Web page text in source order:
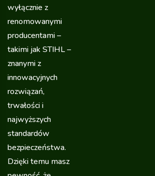
wyłącznie z
renomowanymi
producentami –
takimi jak STIHL –
znanymi z
innowacyjnych
rozwiązań,
trwałości i
najwyższych
standardów
bezpieczeństwa.
Dzięki temu masz